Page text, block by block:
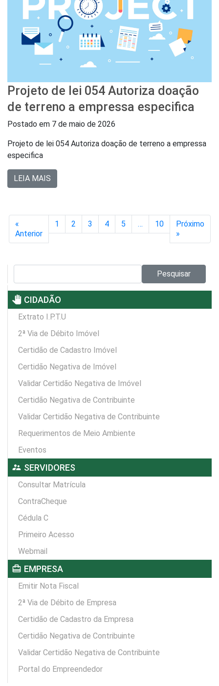
Projeto de lei 054 Autoriza doação
de terreno a empressa especifica
Postado em 7 de maio de 2026
Projeto de lei 054 Autoriza doação de terreno a empressa
especifica
LEIA MAIS
«
Anterior
1 2 3 4 5 … 10
Próximo
»
Pesquisar
pan_tool CIDADÃO
Extrato I.P.T.U
2ª Via de Débito Imóvel
Certidão de Cadastro Imóvel
Certidão Negativa de Imóvel
Validar Certidão Negativa de Imóvel
Certidão Negativa de Contribuinte
Validar Certidão Negativa de Contribuinte
Requerimentos de Meio Ambiente
Eventos
supervisor_account SERVIDORES
Consultar Matrícula
ContraCheque
Cédula C
Primeiro Acesso
Webmail
card_travel EMPRESA
Emitir Nota Fiscal
2ª Via de Débito de Empresa
Certidão de Cadastro da Empresa
Certidão Negativa de Contribuinte
Validar Certidão Negativa de Contribuinte
Portal do Empreendedor